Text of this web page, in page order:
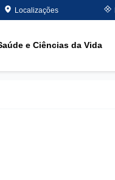
Localizações
e Ciências da Vida
recuperación
Abrandamento
Water Purity Solutions